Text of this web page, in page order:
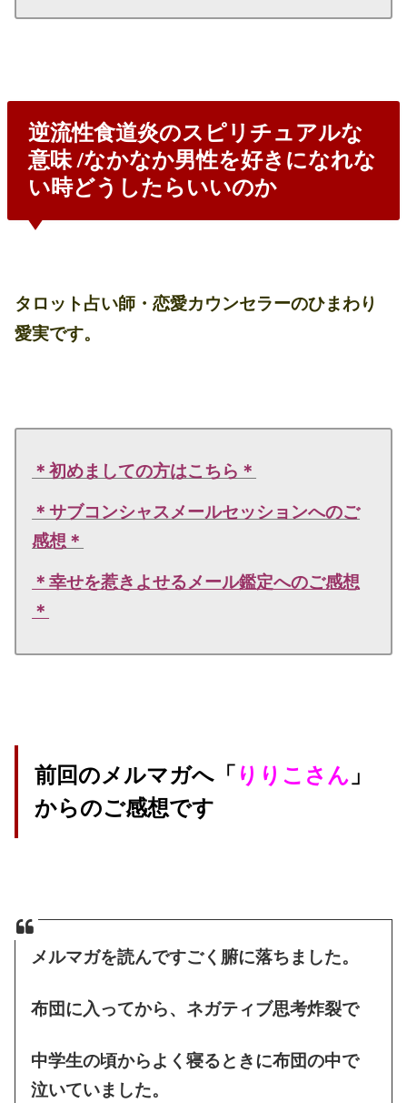
逆流性食道炎のスピリチュアルな
意味 /なかなか男性を好きになれな
い時どうしたらいいのか
タロット占い師・恋愛カウンセラーのひまわり
愛実です。
＊初めましての方はこちら＊
＊サブコンシャスメールセッションへのご
感想＊
＊幸せを惹きよせるメール鑑定へのご感想
＊
前回のメルマガへ「 りりこさん 」
からのご感想です
メルマガを読んですごく腑に落ちました。
布団に入ってから、ネガティブ思考炸裂で
中学生の頃からよく寝るときに布団の中で
泣いていました。